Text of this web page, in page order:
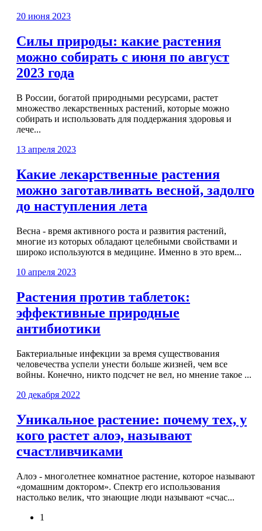
20 июня 2023
Силы природы: какие растения
можно собирать с июня по август
2023 года
В России, богатой природными ресурсами, растет
множество лекарственных растений, которые можно
собирать и использовать для поддержания здоровья и
лече...
13 апреля 2023
Какие лекарственные растения
можно заготавливать весной, задолго
до наступления лета
Весна - время активного роста и развития растений,
многие из которых обладают целебными свойствами и
широко используются в медицине. Именно в это врем...
10 апреля 2023
Растения против таблеток:
эффективные природные
антибиотики
Бактериальные инфекции за время существования
человечества успели унести больше жизней, чем все
войны. Конечно, никто подсчет не вел, но мнение такое ...
20 декабря 2022
Уникальное растение: почему тех, у
кого растет алоэ, называют
счастливчиками
Алоэ - многолетнее комнатное растение, которое называют
«домашним доктором». Спектр его использования
настолько велик, что знающие люди называют «счас...
1